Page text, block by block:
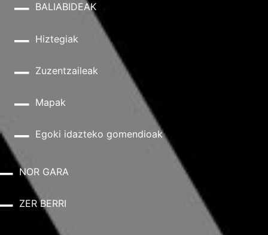
BALIABIDEAK
Hiztegiak
Zuzentzaileak
Mapak
Egoki idazteko gomendioak
NOR GARA
ZER BERRI